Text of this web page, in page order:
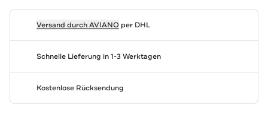
Versand durchAVIANOper DHL
Schnelle Lieferung in 1-3 Werktagen
Kostenlose Rücksendung